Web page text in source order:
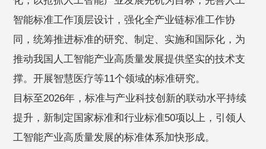
智能标准工作顶层设计，强化全产业链标准工作协
同，统筹推进标准的研究、制定、实施和国际化，为
推动我国人工智能产业高质量发展提供坚实的技术支
撑。开展智慧医疗等11个领域的标准研究。
目标至2026年，标准与产业科技创新的联动水平持续
提升，新制定国家标准和行业标准50项以上，引领人
工智能产业高质量发展的标准体系加快形成。